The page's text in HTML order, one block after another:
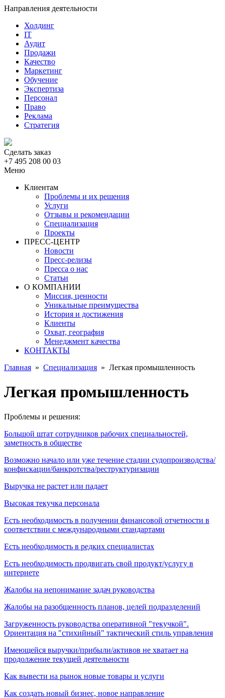
Направления деятельности
Холдинг
IT
Аудит
Продажи
Качество
Маркетинг
Обучение
Экспертиза
Персонал
Право
Реклама
Стратегия
Сделать заказ
+7 495 208 00 03
Меню
Клиентам
Проблемы и их решения
Услуги
Отзывы и рекомендации
Специализация
Проекты
ПРЕСС-ЦЕНТР
Новости
Пресс-релизы
Пресса о нас
Статьи
О КОМПАНИИ
Миссия, ценности
Уникальные преимущества
История и достижения
Клиенты
Охват, география
Менеджмент качества
КОНТАКТЫ
Главная » Специализация » Легкая промышленность
Легкая промышленность
Проблемы и решения:
Большой штат сотрудников рабочих специальностей,
заметность в обществе
Возможно начало или уже течение стадии судопроизводства/
конфискации/банкротства/реструктуризации
Выручка не растет или падает
Высокая текучка персонала
Есть необходимость в получении финансовой отчетности в
соответствии с международными стандартами
Есть необходимость в редких специалистах
Есть необходимость продвигать свой продукт/услугу в
интернете
Жалобы на непонимание задач руководства
Жалобы на разобщенность планов, целей подразделений
Загруженность руководства оперативной "текучкой".
Ориентация на "стихийный" тактический стиль управления
Имеющейся выручки/прибыли/активов не хватает на
продолжение текущей деятельности
Как вывести на рынок новые товары и услуги
Как создать новый бизнес, новое направление